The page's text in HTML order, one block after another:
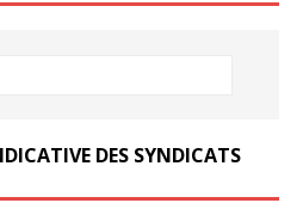
DES SYNDICATS